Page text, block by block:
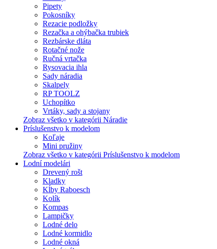
Pipety
Pokosníky
Rezacie podložky
Rezačka a ohýbačka trubiek
Rezbárske dláta
Rotačné nože
Ručná vrtačka
Rysovacia ihla
Sady náradia
Skalpely
RP TOOLZ
Uchopítko
Vrtáky, sady a stojany
Zobraz všetko v kategórii Náradie
Príslušenstvo k modelom
Koľaje
Mini pružiny
Zobraz všetko v kategórii Príslušenstvo k modelom
Lodní modelári
Drevený rošt
Kladky
Kĺby Raboesch
Kolík
Kompas
Lampičky
Lodné delo
Lodné kormidlo
Lodné okná